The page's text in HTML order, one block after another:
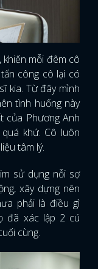
mỗi đêm cô
công cô lại có
kia. Từ đây mình
tình huống này
của Phương Anh
khứ. Cô luôn
tâm lý.
sử dụng nỗi sợ
xây dựng nên
phải là điều gì
đã xác lập 2 cú
cùng.